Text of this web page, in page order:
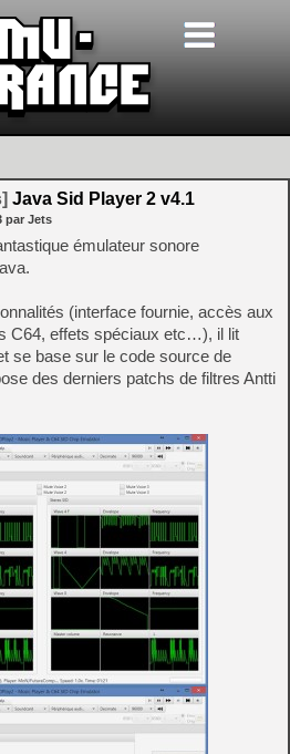
Java Sid Player 2 v4.1
par Jets
émulateur sonore
(interface fournie, accès aux
C64, effets spéciaux etc…), il lit
se base sur le code source de
des derniers patchs de filtres Antti